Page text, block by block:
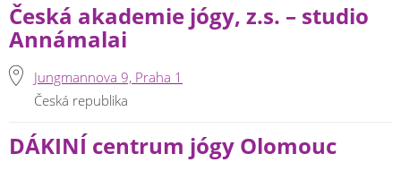
Česká akademie jógy, z.s. – studio
Annámalai
Jungmannova 9, Praha 1
Česká republika
DÁKINÍ centrum jógy Olomouc